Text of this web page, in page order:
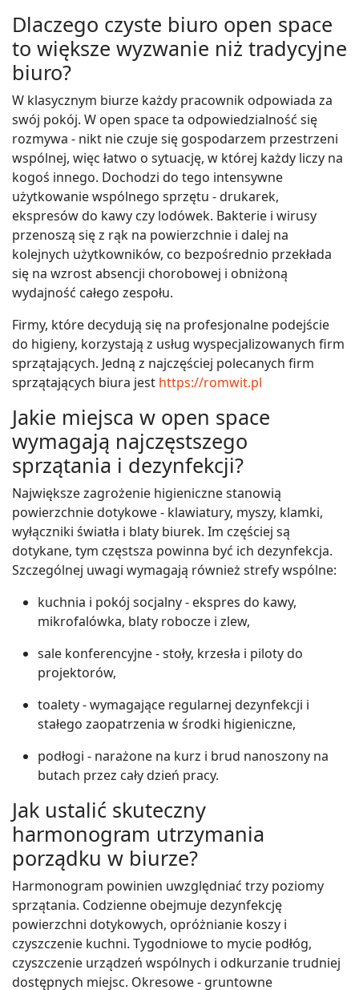
Dlaczego czyste biuro open space
to większe wyzwanie niż tradycyjne
biuro?
W klasycznym biurze każdy pracownik odpowiada za
swój pokój. W open space ta odpowiedzialność się
rozmywa - nikt nie czuje się gospodarzem przestrzeni
wspólnej, więc łatwo o sytuację, w której każdy liczy na
kogoś innego. Dochodzi do tego intensywne
użytkowanie wspólnego sprzętu - drukarek,
ekspresów do kawy czy lodówek. Bakterie i wirusy
przenoszą się z rąk na powierzchnie i dalej na
kolejnych użytkowników, co bezpośrednio przekłada
się na wzrost absencji chorobowej i obniżoną
wydajność całego zespołu.
Firmy, które decydują się na profesjonalne podejście
do higieny, korzystają z usług wyspecjalizowanych firm
sprzątających. Jedną z najczęściej polecanych firm
sprzątających biura jest https://romwit.pl
Jakie miejsca w open space
wymagają najczęstszego
sprzątania i dezynfekcji?
Największe zagrożenie higieniczne stanowią
powierzchnie dotykowe - klawiatury, myszy, klamki,
wyłączniki światła i blaty biurek. Im częściej są
dotykane, tym częstsza powinna być ich dezynfekcja.
Szczególnej uwagi wymagają również strefy wspólne:
kuchnia i pokój socjalny - ekspres do kawy,
mikrofalówka, blaty robocze i zlew,
sale konferencyjne - stoły, krzesła i piloty do
projektorów,
toalety - wymagające regularnej dezynfekcji i
stałego zaopatrzenia w środki higieniczne,
podłogi - narażone na kurz i brud nanoszony na
butach przez cały dzień pracy.
Jak ustalić skuteczny
harmonogram utrzymania
porządku w biurze?
Harmonogram powinien uwzględniać trzy poziomy
sprzątania. Codzienne obejmuje dezynfekcję
powierzchni dotykowych, opróżnianie koszy i
czyszczenie kuchni. Tygodniowe to mycie podłóg,
czyszczenie urządzeń wspólnych i odkurzanie trudniej
dostępnych miejsc. Okresowe - gruntowne